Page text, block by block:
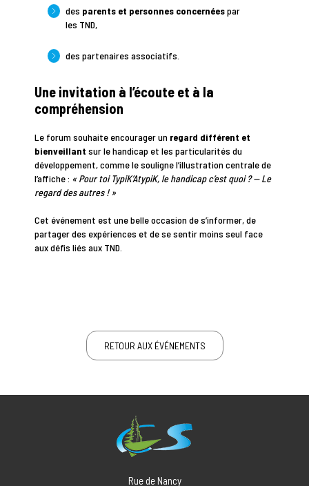
des parents et personnes concernéespar
les TND,
des partenaires associatifs.
Une invitation à l’écoute et à la
compréhension
Le forum souhaite encourager un regard différent et
bienveillant sur le handicap et les particularités du
développement, comme le souligne l’illustration centrale de
l’affiche : « Pour toi TypiK’AtypiK, le handicap c’est quoi ? — Le
regard des autres ! »
Cet événement est une belle occasion de s’informer, de
partager des expériences et de se sentir moins seul face
aux défis liés aux TND.
RETOUR AUX ÉVÉNEMENTS
Rue de Nancy